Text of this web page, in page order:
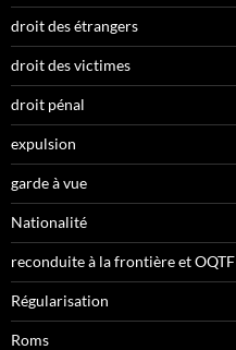
droit des étrangers
droit des victimes
droit pénal
expulsion
garde à vue
Nationalité
reconduite à la frontière et OQTF
Régularisation
Roms